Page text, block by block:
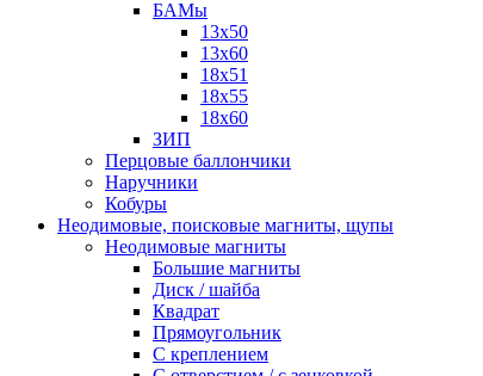
БАМы
13х50
13х60
18х51
18х55
18х60
ЗИП
Перцовые баллончики
Наручники
Кобуры
Неодимовые, поисковые магниты, щупы
Неодимовые магниты
Большие магниты
Диск / шайба
Квадрат
Прямоугольник
С креплением